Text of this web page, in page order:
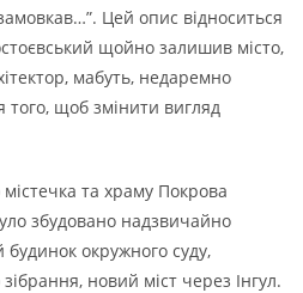
Цей опис вiдноситься
щойно залишив мiсто,
мабуть, недаремно
того, щоб змiнити вигляд
та храму Покрова
збудовано надзвичайно
окружного суду,
новий мiст через Iнгул.